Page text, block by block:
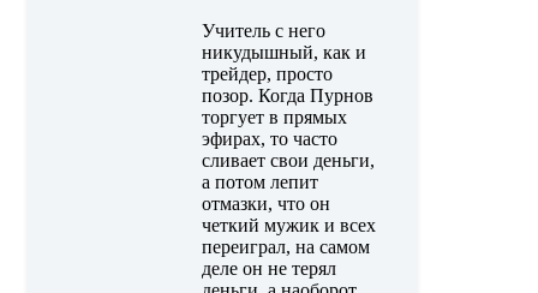
Учитель с него
никудышный, как и
трейдер, просто
позор. Когда Пурнов
торгует в прямых
эфирах, то часто
сливает свои деньги,
а потом лепит
отмазки, что он
четкий мужик и всех
переиграл, на самом
деле он не терял